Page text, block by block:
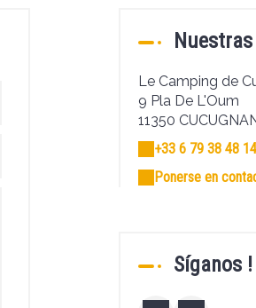
Le Camping de
9 Pla De L'Oum
11350
+33 6 79 38 48 14
Ponerse en
Síganos !